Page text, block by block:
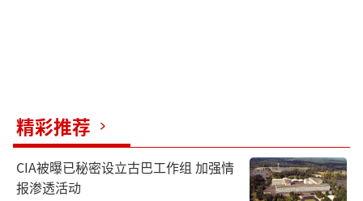
精彩推荐
CIA被曝已秘密设立古巴工作组 加强情
报渗透活动